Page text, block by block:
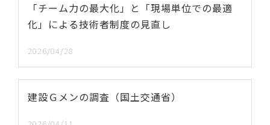
「チーム力の最大化」と「現場単位での最適
化」による技術者制度の見直し
2026/04/28
建設Ｇメンの調査（国土交通省）